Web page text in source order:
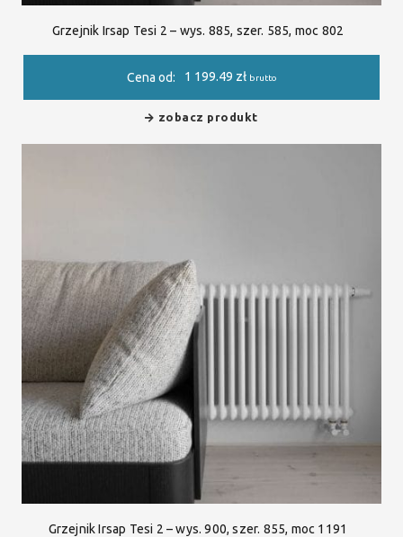
Grzejnik Irsap Tesi 2 – wys. 885, szer. 585, moc 802
Cena od: 1 199.49 zł brutto
zobacz produkt
Grzejnik Irsap Tesi 2 – wys. 900, szer. 855, moc 1191